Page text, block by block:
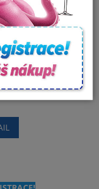
527,80 Kč až–78 %
kryty pro
vanu